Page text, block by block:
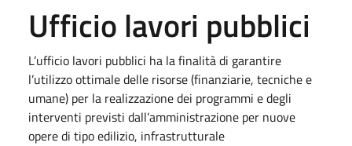
Ufficio lavori pubblici
L’ufficio lavori pubblici ha la finalità di garantire
l’utilizzo ottimale delle risorse (finanziarie, tecniche e
umane) per la realizzazione dei programmi e degli
interventi previsti dall’amministrazione per nuove
opere di tipo edilizio, infrastrutturale